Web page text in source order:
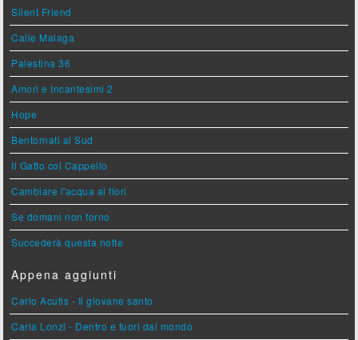
Silent Friend
Calle Malaga
Palestina 36
Amori e Incantesimi 2
Hope
Bentornati al Sud
Il Gatto col Cappello
Cambiare l'acqua ai fiori
Se domani non torno
Succederà questa notte
Appena aggiunti
Carlo Acutis - Il giovane santo
Carla Lonzi - Dentro e fuori dal mondo